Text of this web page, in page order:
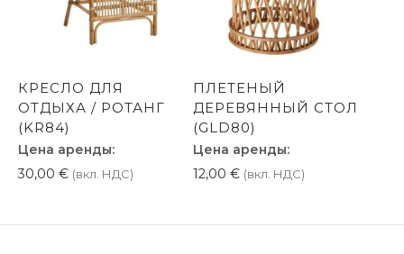
КРЕСЛО ДЛЯ
ОТДЫХА / РОТАНГ
(KR84)
Цена аренды:
30,00 € (вкл. НДС)
ПЛЕТЕНЫЙ
ДЕРЕВЯННЫЙ СТОЛ
(GLD80)
Цена аренды:
12,00 € (вкл. НДС)